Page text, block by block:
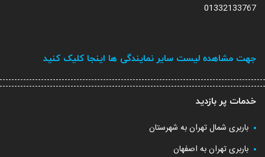
01332133767
جهت مشاهده لیست سایر نمایندگی ها اینجا کلیک کنید
خدمات پر بازدید
باربری شمال تهران به شهرستان
باربری تهران به اصفهان